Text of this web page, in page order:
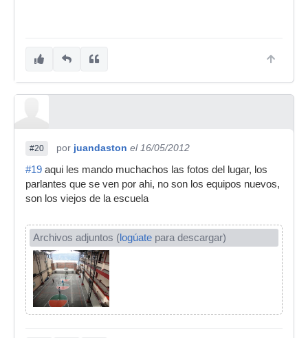
#20 por juandaston el 16/05/2012
#19 aqui les mando muchachos las fotos del lugar, los
parlantes que se ven por ahi, no son los equipos nuevos,
son los viejos de la escuela
Archivos adjuntos (logúate para descargar)